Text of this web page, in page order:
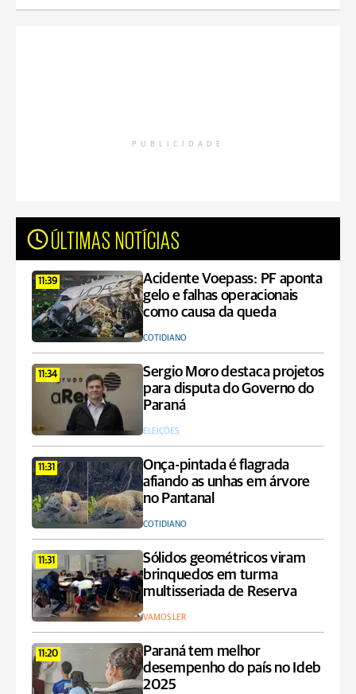
PUBLICIDADE
ÚLTIMAS NOTÍCIAS
11:39
Acidente Voepass: PF aponta
gelo e falhas operacionais
como causa da queda
COTIDIANO
11:34
Sergio Moro destaca projetos
para disputa do Governo do
Paraná
ELEIÇÕES
11:31
Onça-pintada é flagrada
afiando as unhas em árvore
no Pantanal
COTIDIANO
11:31
Sólidos geométricos viram
brinquedos em turma
multisseriada de Reserva
VAMOS LER
11:20
Paraná tem melhor
desempenho do país no Ideb
2025